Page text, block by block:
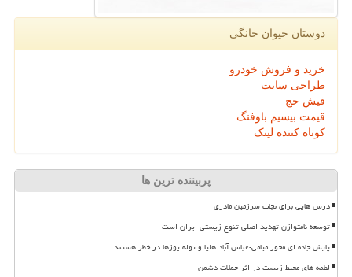
دوستان حیوان خانگی
خرید و فروش خودرو
طراحی سایت
فیش حج
قیمت بیسیم باوفنگ
کوتاه کننده لینک
پربیننده ترین ها
درس هایی برای نجات سرزمین مادری
توسعه نامتوازن تهدید اصلی تنوع زیستی ایران است
پایش جاده ای محور میامی-عباس آباد هلیا و توله یوزها در خطر هستند
لطمه های محیط زیست در اثر حملات دشمن